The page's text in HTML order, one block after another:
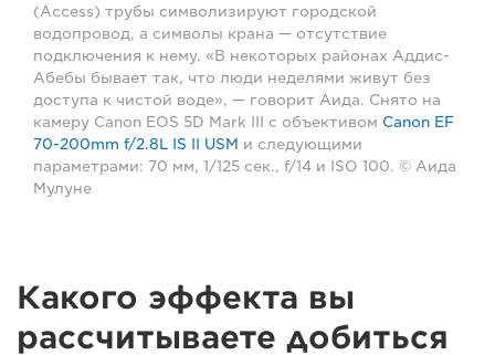
(Access) трубы символизируют городской
водопровод, а символы крана — отсутствие
подключения к нему. «В некоторых районах Аддис-
Абебы бывает так, что люди неделями живут без
доступа к чистой воде», — говорит Аида. Снято на
камеру Canon EOS 5D Mark III с объективом Canon EF
70-200mm f/2.8L IS II USM и следующими
параметрами: 70 мм, 1/125 сек., f/14 и ISO 100. © Аида
Мулуне
Какого эффекта вы
рассчитываете добиться